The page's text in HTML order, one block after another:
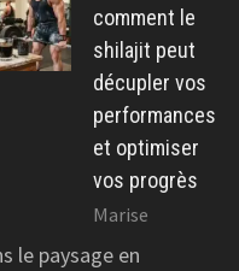
comment le
shilajit peut
décupler vos
performances
et optimiser
vos progrès
Marise
le paysage en